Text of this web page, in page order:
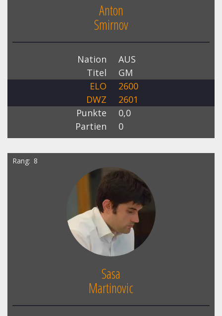
Anton
Smirnov
Nation
AUS
Titel
GM
ELO
2600
DWZ
2601
Punkte
0,0
Partien
0
Rang 8
Sasa
Martinovic